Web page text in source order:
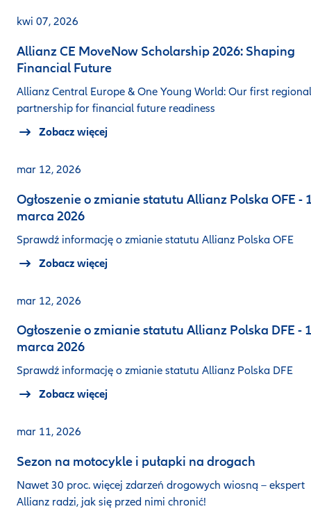
kwi 07, 2026
Allianz CE MoveNow Scholarship 2026: Shaping
Financial Future
Allianz Central Europe & One Young World: Our first regional
partnership for financial future readiness
Zobacz więcej
mar 12, 2026
Ogłoszenie o zmianie statutu Allianz Polska OFE -
marca 2026
Sprawdź informację o zmianie statutu Allianz Polska OFE
Zobacz więcej
mar 12, 2026
Ogłoszenie o zmianie statutu Allianz Polska DFE -
marca 2026
Sprawdź informację o zmianie statutu Allianz Polska DFE
Zobacz więcej
mar 11, 2026
Sezon na motocykle i pułapki na drogach
Nawet 30 proc. więcej zdarzeń drogowych wiosną – ekspert
Allianz radzi, jak się przed nimi chronić!